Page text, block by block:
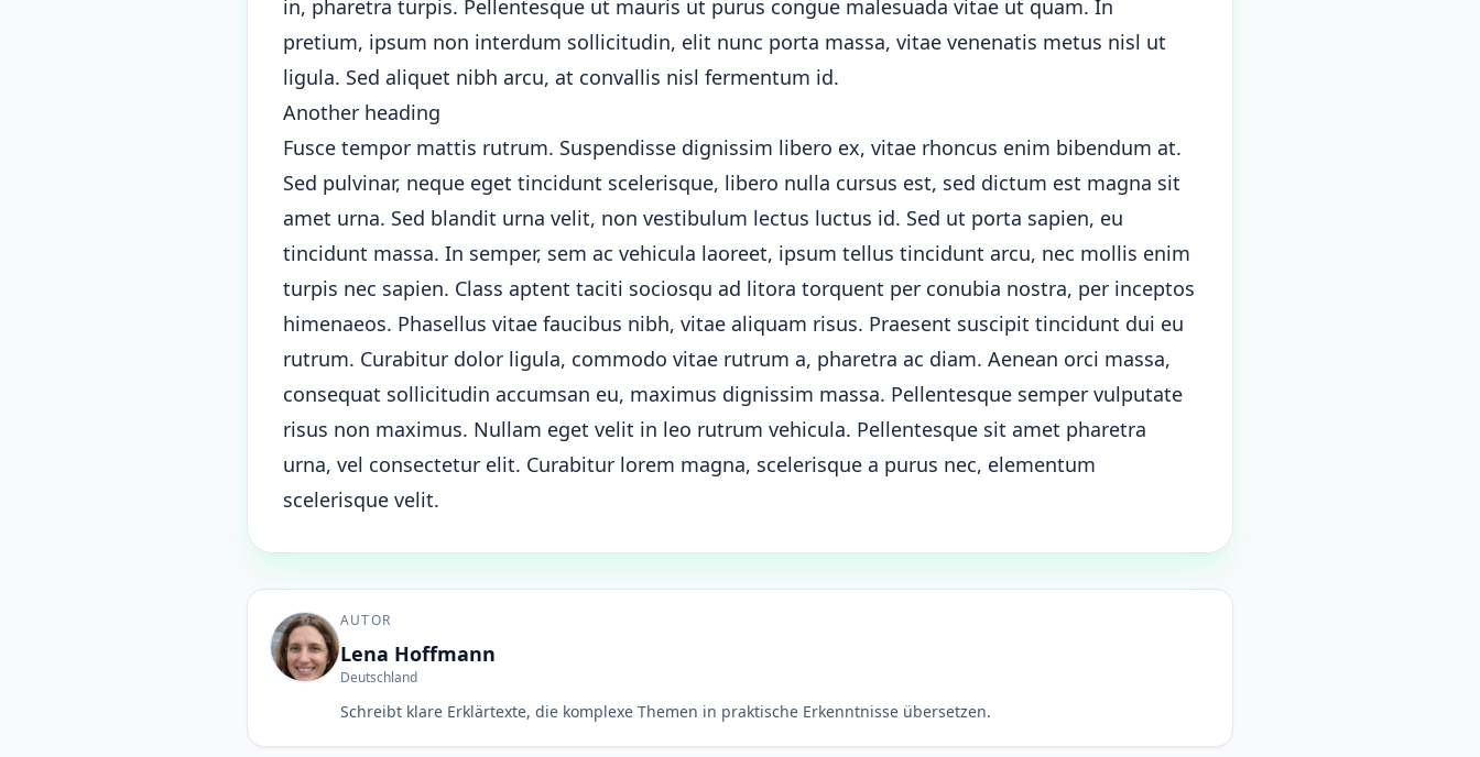
in, pharetra turpis. Pellentesque ut mauris ut purus congue malesuada vitae ut quam. In
pretium, ipsum non interdum sollicitudin, elit nunc porta massa, vitae venenatis metus nisl ut
ligula. Sed aliquet nibh arcu, at convallis nisl fermentum id.
Another heading
Fusce tempor mattis rutrum. Suspendisse dignissim libero ex, vitae rhoncus enim bibendum at.
Sed pulvinar, neque eget tincidunt scelerisque, libero nulla cursus est, sed dictum est magna sit
amet urna. Sed blandit urna velit, non vestibulum lectus luctus id. Sed ut porta sapien, eu
tincidunt massa. In semper, sem ac vehicula laoreet, ipsum tellus tincidunt arcu, nec mollis enim
turpis nec sapien. Class aptent taciti sociosqu ad litora torquent per conubia nostra, per inceptos
himenaeos. Phasellus vitae faucibus nibh, vitae aliquam risus. Praesent suscipit tincidunt dui eu
rutrum. Curabitur dolor ligula, commodo vitae rutrum a, pharetra ac diam. Aenean orci massa,
consequat sollicitudin accumsan eu, maximus dignissim massa. Pellentesque semper vulputate
risus non maximus. Nullam eget velit in leo rutrum vehicula. Pellentesque sit amet pharetra
urna, vel consectetur elit. Curabitur lorem magna, scelerisque a purus nec, elementum
scelerisque velit.
AUTOR
Lena Hoffmann
Deutschland
Schreibt klare Erklärtexte, die komplexe Themen in praktische Erkenntnisse übersetzen.